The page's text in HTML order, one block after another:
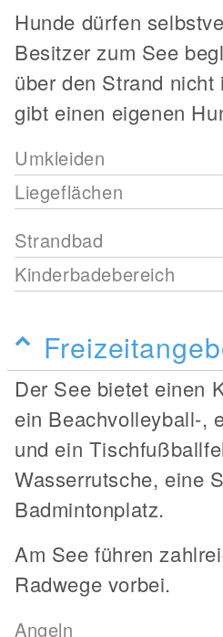
Hunde dürfen
Besitzer zum See
über den Strand nicht
gibt einen eigenen
Umkleiden
Liegeflächen
Strandbad
Kinderbadebereich
Der See bietet einen
ein Beachvolleyball-,
und ein
Wasserrutsche, eine
Badmintonplatz.
Am See führen
Radwege vorbei.
Angeln